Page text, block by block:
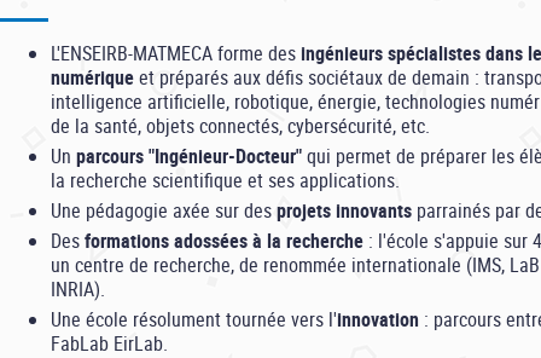
L'ENSEIRB-MATMECA forme des ingénieurs spécialistes dans
numériqueet préparés aux défis sociétaux de demain :
intelligence artificielle, robotique, énergie, technologies
de la santé, objets connectés, cybersécurité, etc.
Un parcours "Ingénieur-Docteur"qui permet de préparer les
la recherche scientifique et ses applications.
Une pédagogie axée sur desprojets innovants parrainés par
Desformations adossées à la recherche : l'école s'appuie sur
un centre de recherche, de renommée internationale (IMS,
INRIA).
Une école résolument tournée vers l'innovation : parcours
FabLab EirLab.